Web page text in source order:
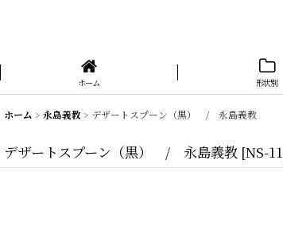
ホーム 形状別
ホーム > 永島義教 > デザートスプーン（黒） / 永島義教
デザートスプーン（黒） / 永島義教 [NS-11